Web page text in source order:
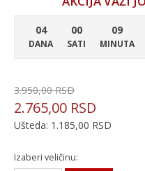
04
DANA
00
SATI
09
MINUTA
3.950,00 RSD
2.765,00 RSD
Ušteda: 1.185,00 RSD
Izaberi veličinu: